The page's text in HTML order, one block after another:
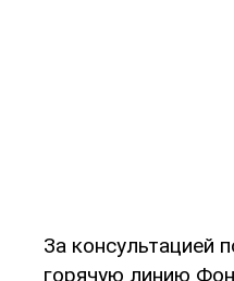
За консультацией
горячую линию